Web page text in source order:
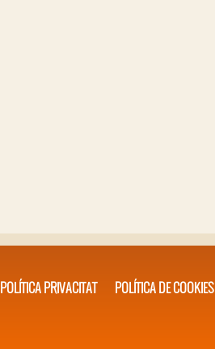
POLÍTICA PRIVACITAT POLÍTICA DE COOKIES